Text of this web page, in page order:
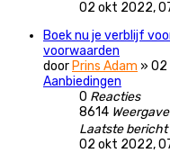
02 okt 2022,
Boek nu je verblijf
voorwaarden
door Prins Adam » 02
Aanbiedingen
0 Reacties
8614
Laatste bericht
02 okt 2022,